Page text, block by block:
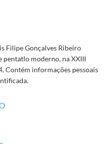
Filipe Gonçalves Ribeiro
pentatlo moderno, na XXIII
Contém informações pessoais